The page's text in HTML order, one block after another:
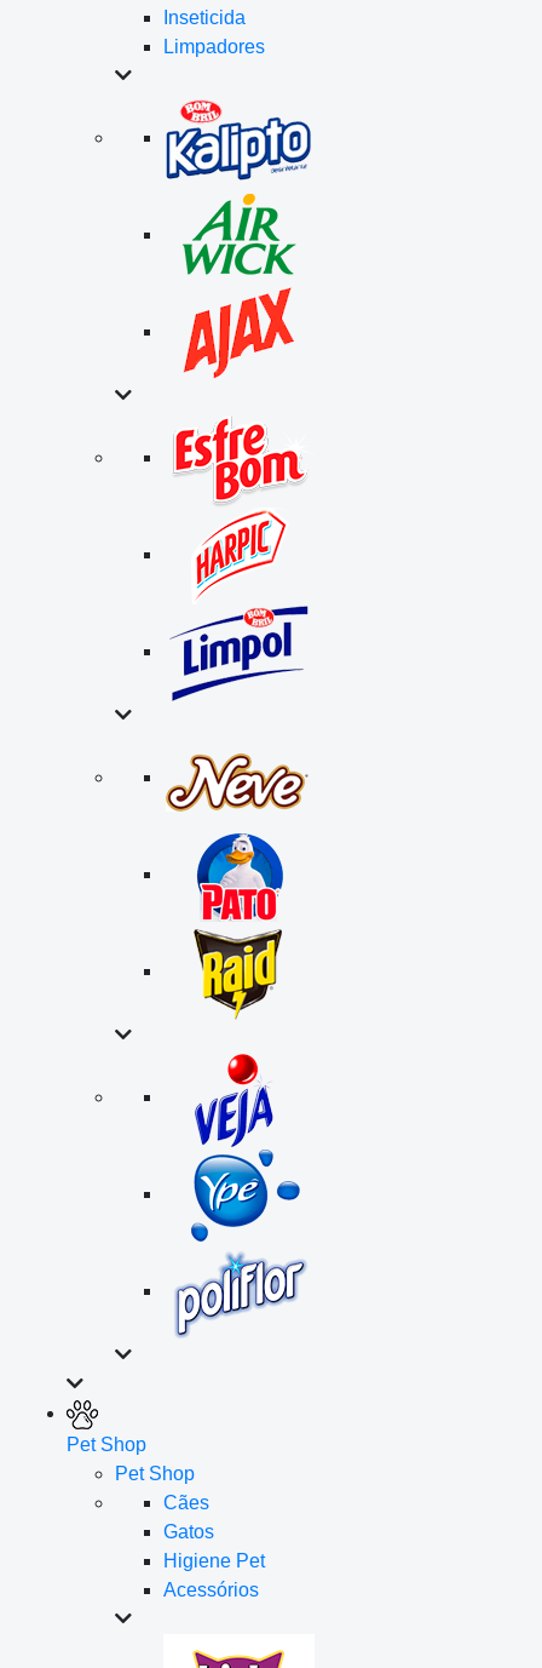
Inseticida
Limpadores
Pet Shop
Pet Shop
Cães
Gatos
Higiene Pet
Acessórios